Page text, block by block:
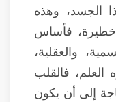
الجسد، وهذه
خطيرة، فأساس
والعقلية،
العلم، فالقلب
إلى أن يكون